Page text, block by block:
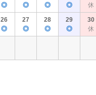
◎
◎
◎
◎
休
26
◎
27
◎
28
◎
29
◎
30
休